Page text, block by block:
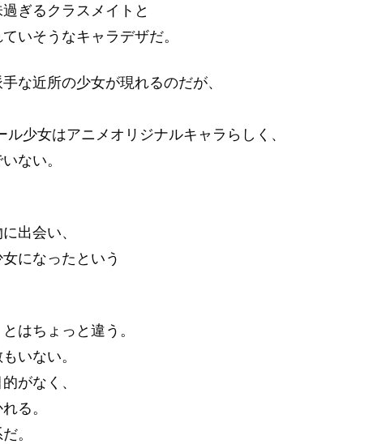
ぎるクラスメイトと
いそうなキャラデザだ。
な近所の少女が現れるのだが、
少女はアニメオリジナルキャラらしく、
ない。
出会い、
になったという
はちょっと違う。
いない。
がなく、
る。
。